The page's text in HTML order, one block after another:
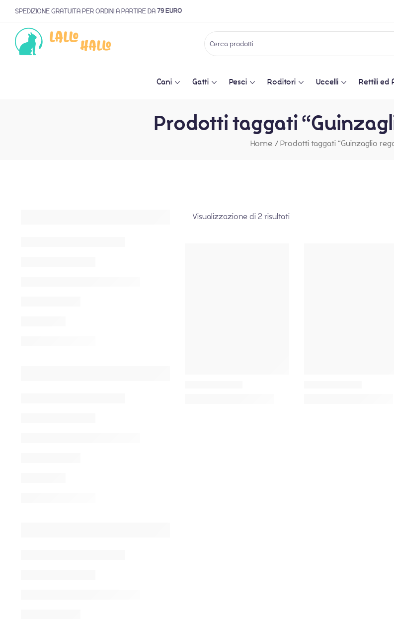
SPEDIZIONE GRATUITA PER ORDINI A PARTIRE DA79 EURO
Cani Gatti Pesci Roditori Uccelli Rettili ed
Prodotti taggati
Home / Prodotti taggati “Guinzaglio
Visualizzazione di 2 risultati